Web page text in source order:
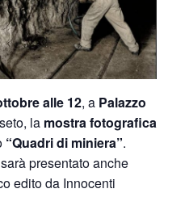
alle 12, a Palazzo
la mostra fotografica
“Quadri di miniera”.
presentato anche
edito da Innocenti